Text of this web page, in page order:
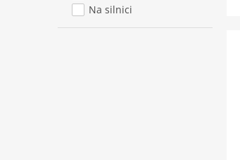
Na silnici